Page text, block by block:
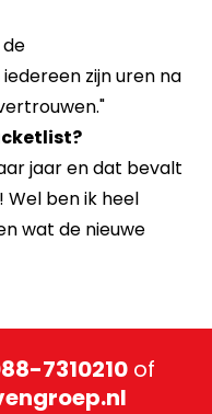
zijn uren na
jaar en dat bevalt
ben ik heel
wat de nieuwe
7310210 of